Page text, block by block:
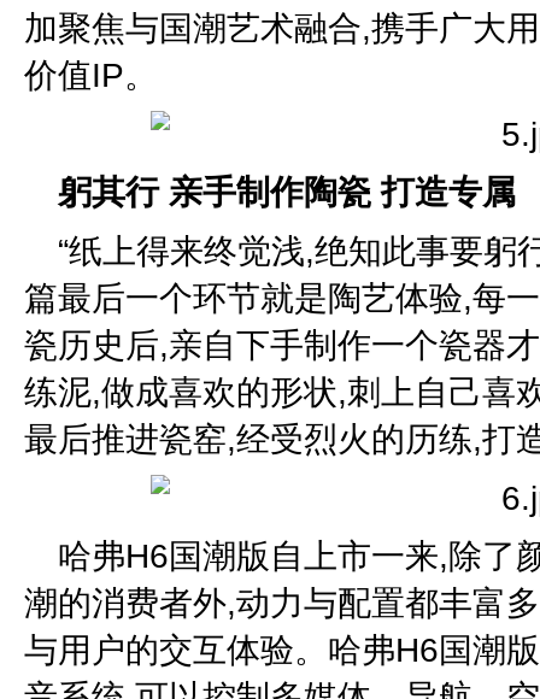
加聚焦与国潮艺术融合,携手广大
价值IP。
躬其行 亲手制作陶瓷 打造专属
“纸上得来终觉浅,绝知此事要躬
篇最后一个环节就是陶艺体验,每
瓷历史后,亲自下手制作一个瓷器
练泥,做成喜欢的形状,刺上自己喜
最后推进瓷窑,经受烈火的历练,打
哈弗H6国潮版自上市一来,除了
潮的消费者外,动力与配置都丰富
与用户的交互体验。哈弗H6国潮